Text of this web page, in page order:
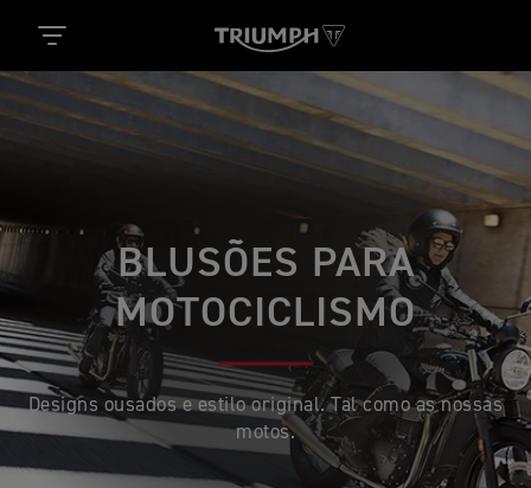
BLUSÕES PARA
MOTOCICLISMO
Designs ousados e estilo original. Tal como as nossas
motos.